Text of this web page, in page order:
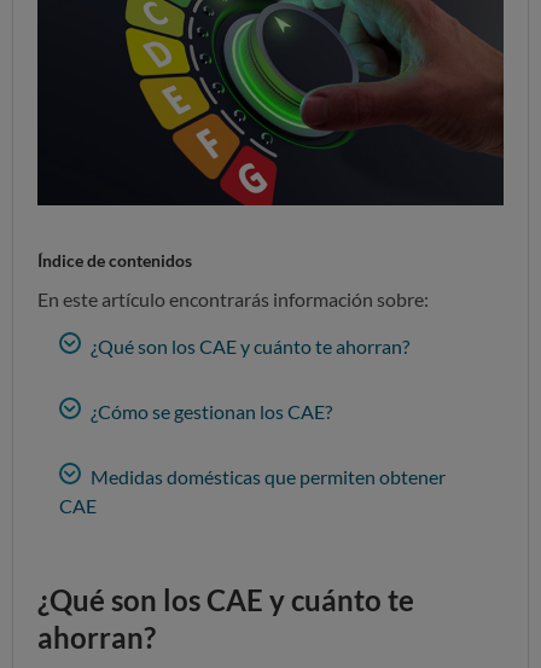
Índice de contenidos
En este artículo encontrarás información sobre:
¿Qué son los CAE y cuánto te ahorran?
¿Cómo se gestionan los CAE?
Medidas domésticas que permiten obtener
CAE
¿Qué son los CAE y cuánto te
ahorran?